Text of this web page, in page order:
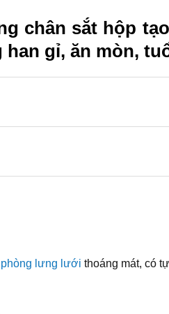
chân sắt hộp tạo
gỉ, ăn mòn,
lưng lưới thoáng mát, có